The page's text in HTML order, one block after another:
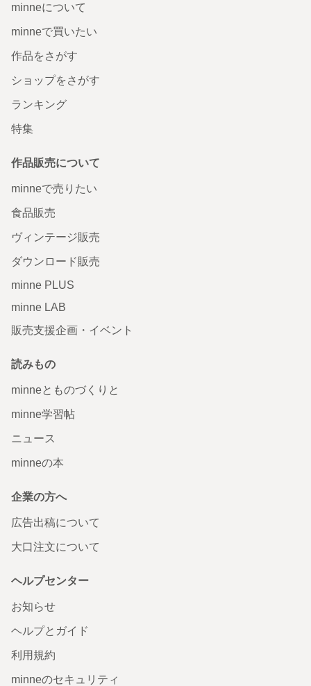
minneについて
minneで買いたい
作品をさがす
ショップをさがす
ランキング
特集
作品販売について
minneで売りたい
食品販売
ヴィンテージ販売
ダウンロード販売
minne PLUS
minne LAB
販売支援企画・イベント
読みもの
minneとものづくりと
minne学習帖
ニュース
minneの本
企業の方へ
広告出稿について
大口注文について
ヘルプセンター
お知らせ
ヘルプとガイド
利用規約
minneのセキュリティ